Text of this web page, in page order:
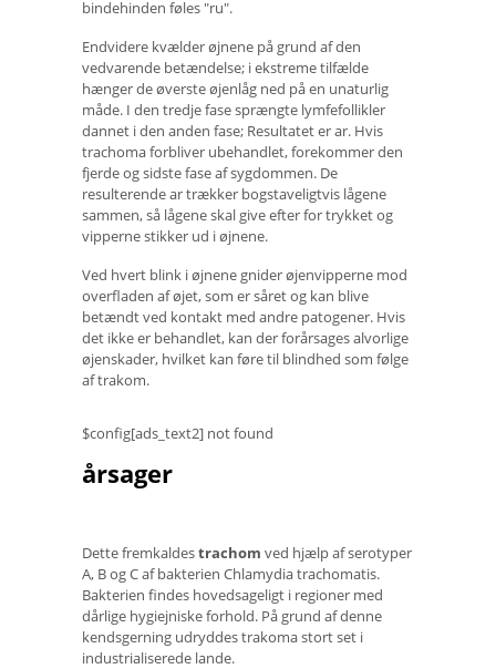
bindehinden føles "ru".
Endvidere kvælder øjnene på grund af den
vedvarende betændelse; i ekstreme tilfælde
hænger de øverste øjenlåg ned på en unaturlig
måde. I den tredje fase sprængte lymfefollikler
dannet i den anden fase; Resultatet er ar. Hvis
trachoma forbliver ubehandlet, forekommer den
fjerde og sidste fase af sygdommen. De
resulterende ar trækker bogstaveligtvis lågene
sammen, så lågene skal give efter for trykket og
vipperne stikker ud i øjnene.
Ved hvert blink i øjnene gnider øjenvipperne mod
overfladen af ​​øjet, som er såret og kan blive
betændt ved kontakt med andre patogener. Hvis
det ikke er behandlet, kan der forårsages alvorlige
øjenskader, hvilket kan føre til blindhed som følge
af trakom.
$config[ads_text2] not found
årsager
Dette fremkaldestrachom ved hjælp af serotyper
A, B og C af bakterien Chlamydia trachomatis.
Bakterien findes hovedsageligt i regioner med
dårlige hygiejniske forhold. På grund af denne
kendsgerning udryddes trakoma stort set i
industrialiserede lande.